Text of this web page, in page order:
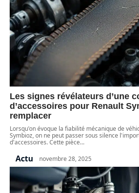
Les signes révélateurs d’une
d’accessoires pour Renault
remplacer
Lorsqu'on évoque la fiabilité mécanique de
Symbioz, on ne peut passer sous silence
d'accessoires. Cette pièce…
Actu novembre 28, 2025